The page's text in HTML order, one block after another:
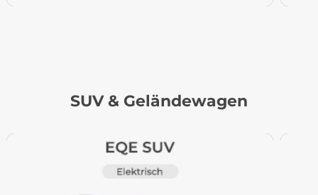
SUV & Geländewagen